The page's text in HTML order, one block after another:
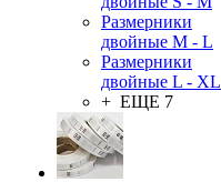
Размерники
двойные M - L
Размерники
двойные L - XL
+ ЕЩЕ 7